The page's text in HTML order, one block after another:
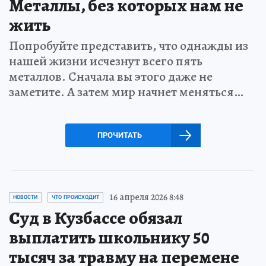
Металлы, без которых нам не
жить
Попробуйте представить, что однажды из
нашей жизни исчезнут всего пять
металлов. Сначала вы этого даже не
заметите. А затем мир начнет меняться…
ПРОЧИТАТЬ
НОВОСТИ ЧТО ПРОИСХОДИТ 16 апреля 2026 8:48
Суд в Кузбассе обязал
выплатить школьнику 50
тысяч за травму на перемене